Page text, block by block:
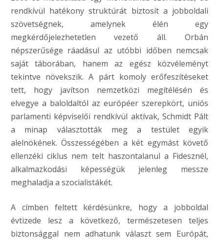
rendkívül hatékony struktúrát biztosít a jobboldali
szövetségnek, amelynek élén egy
megkérdőjelezhetetlen vezető áll. Orbán
népszerűsége ráadásul az utóbbi időben nemcsak
saját táborában, hanem az egész közvéleményt
tekintve növekszik. A párt komoly erőfeszítéseket
tett, hogy javítson nemzetközi megítélésén és
elvegye a baloldaltól az európéer szerepkört, uniós
parlamenti képviselői rendkívül aktívak, Schmidt Pált
a minap választották meg a testület egyik
alelnökének. Összességében a két egymást követő
ellenzéki ciklus nem telt haszontalanul a Fidesznél,
alkalmazkodási képességük jelenleg messze
meghaladja a szocialistákét.
A címben feltett kérdésünkre, hogy a jobboldal
évtizede lesz a következő, természetesen teljes
biztonsággal nem adhatunk választ sem Európát,